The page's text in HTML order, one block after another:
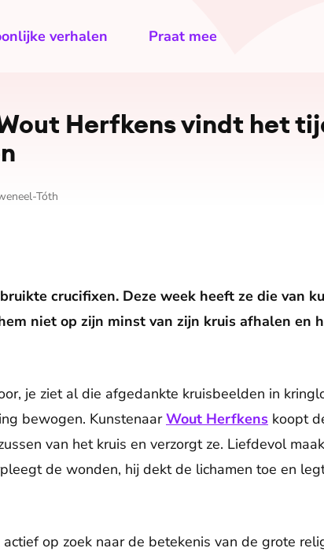
verhalen Praat mee
Herfkens vindt het
Tóth
crucifixen. Deze week heeft ze die van
niet op zijn minst van zijn kruis afhalen en
je ziet al die afgedankte kruisbeelden in
bewogen. KunstenaarWout Herfkens koopt
van het kruis en verzorgt ze. Liefdevol
de wonden, hij dekt de lichamen toe en
op zoek naar de betekenis van de grote